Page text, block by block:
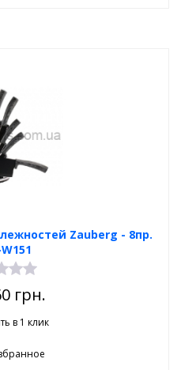
Zauberg - 8пр.
грн.
в 1 клик